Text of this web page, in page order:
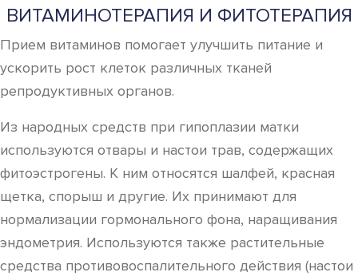
ВИТАМИНОТЕРАПИЯ И ФИТОТЕРАПИЯ
Прием витаминов помогает улучшить питание и
ускорить рост клеток различных тканей
репродуктивных органов.
Из народных средств при гипоплазии матки
используются отвары и настои трав, содержащих
фитоэстрогены. К ним относятся шалфей, красная
щетка, спорыш и другие. Их принимают для
нормализации гормонального фона, наращивания
эндометрия. Используются также растительные
средства противовоспалительного действия (настои